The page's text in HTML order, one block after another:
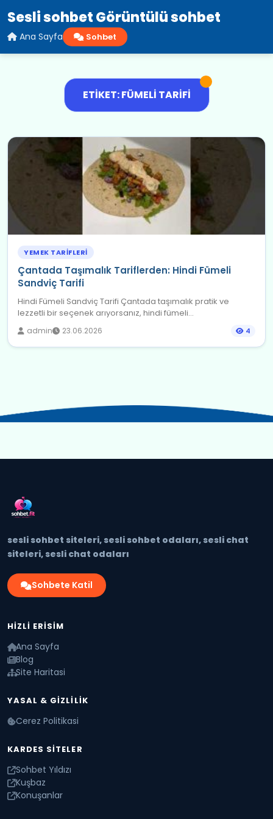
Sesli sohbet Görüntülü sohbet
Ana Sayfa Sohbet
ETIKET: FÜMELI TARIFI
YEMEK TARIFLERI
Çantada Taşımalık Tariflerden: Hindi Fümeli
Sandviç Tarifi
Hindi Fümeli Sandviç Tarifi Çantada taşımalık pratik ve
lezzetli bir seçenek arıyorsanız, hindi fümeli...
admin 23.06.2026 4
sesli sohbet siteleri, sesli sohbet odaları, sesli chat
siteleri, sesli chat odaları
Sohbete Katil
HIZLI ERISIM
Ana Sayfa
Blog
Site Haritasi
YASAL & GIZLILIK
Cerez Politikasi
KARDES SITELER
Sohbet Yıldızı
Kuşbaz
Konuşanlar